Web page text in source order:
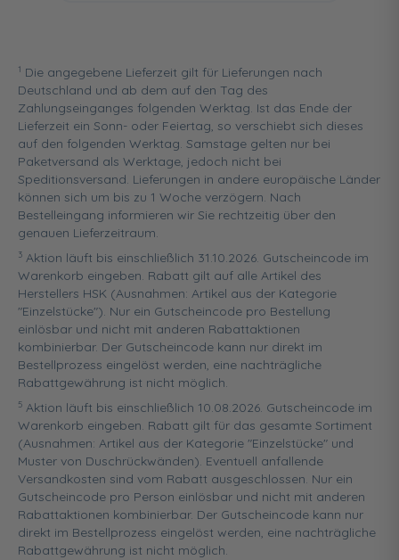
1 Die angegebene Lieferzeit gilt für Lieferungen nach
Deutschland und ab dem auf den Tag des
Zahlungseinganges folgenden Werktag. Ist das Ende der
Lieferzeit ein Sonn- oder Feiertag, so verschiebt sich dieses
auf den folgenden Werktag. Samstage gelten nur bei
Paketversand als Werktage, jedoch nicht bei
Speditionsversand. Lieferungen in andere europäische Länder
können sich um bis zu 1 Woche verzögern. Nach
Bestelleingang informieren wir Sie rechtzeitig über den
genauen Lieferzeitraum.
3 Aktion läuft bis einschließlich 31.10.2026. Gutscheincode im
Warenkorb eingeben. Rabatt gilt auf alle Artikel des
Herstellers HSK (Ausnahmen: Artikel aus der Kategorie
"Einzelstücke"). Nur ein Gutscheincode pro Bestellung
einlösbar und nicht mit anderen Rabattaktionen
kombinierbar. Der Gutscheincode kann nur direkt im
Bestellprozess eingelöst werden, eine nachträgliche
Rabattgewährung ist nicht möglich.
5 Aktion läuft bis einschließlich 10.08.2026. Gutscheincode im
Warenkorb eingeben. Rabatt gilt für das gesamte Sortiment
(Ausnahmen: Artikel aus der Kategorie "Einzelstücke" und
Muster von Duschrückwänden). Eventuell anfallende
Versandkosten sind vom Rabatt ausgeschlossen. Nur ein
Gutscheincode pro Person einlösbar und nicht mit anderen
Rabattaktionen kombinierbar. Der Gutscheincode kann nur
direkt im Bestellprozess eingelöst werden, eine nachträgliche
Rabattgewährung ist nicht möglich.